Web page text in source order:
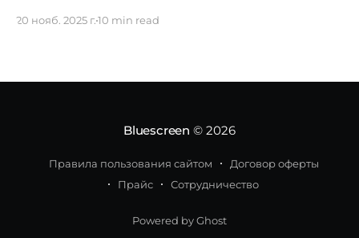
20 нояб. 2025 г.10 min read
Bluescreen © 2026
Правила пользования сайтом
Договор оферты
Прайс
Сотрудничество
Powered by Ghost